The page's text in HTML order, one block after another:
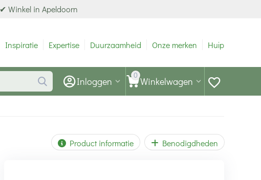
✔ Winkel in Apeldoorn
Inspiratie Expertise Duurzaamheid Onze merken Hulp
0 Winkelwagen
Inloggen
Product informatie Benodigdheden